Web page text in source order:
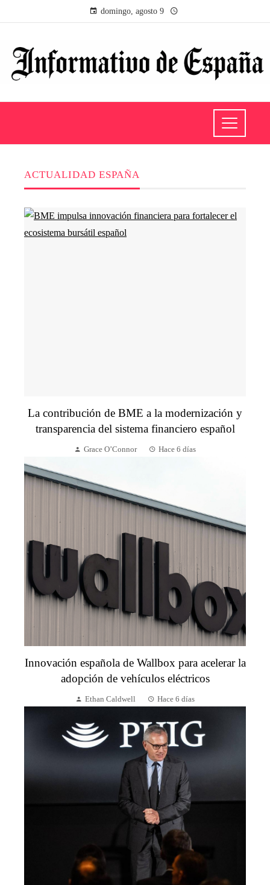
domingo, agosto 9
ACTUALIDAD ESPAÑA
La contribución de BME a la modernización y
transparencia del sistema financiero español
Grace O’Connor Hace 6 días
Innovación española de Wallbox para acelerar la
adopción de vehículos eléctricos
Ethan Caldwell Hace 6 días